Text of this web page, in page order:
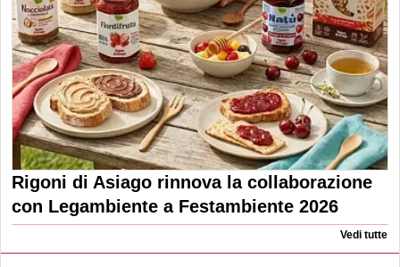
Rigoni di Asiago rinnova la collaborazione
con Legambiente a Festambiente 2026
Vedi tutte